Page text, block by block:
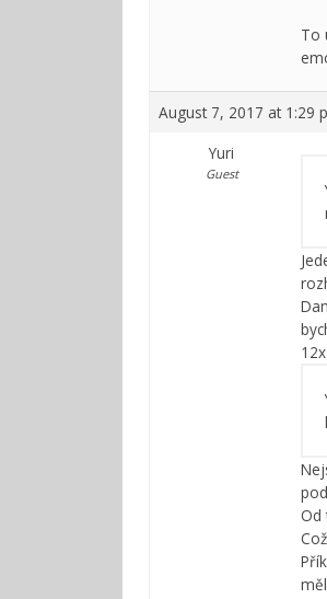
To
August 7, 2017 at 1:29
Yuri
Guest
Od